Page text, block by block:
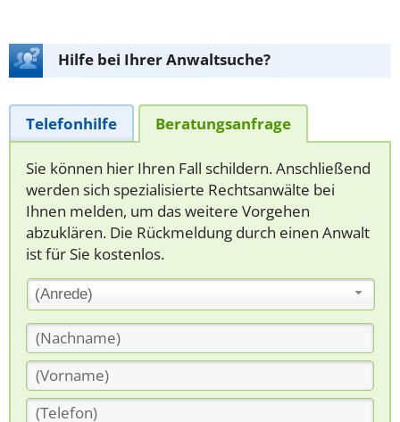
Hilfe bei Ihrer Anwaltsuche?
Telefonhilfe Beratungsanfrage
Sie können hier Ihren Fall schildern. Anschließend
werden sich spezialisierte Rechtsanwälte bei
Ihnen melden, um das weitere Vorgehen
abzuklären. Die Rückmeldung durch einen Anwalt
ist für Sie kostenlos.
(Anrede)